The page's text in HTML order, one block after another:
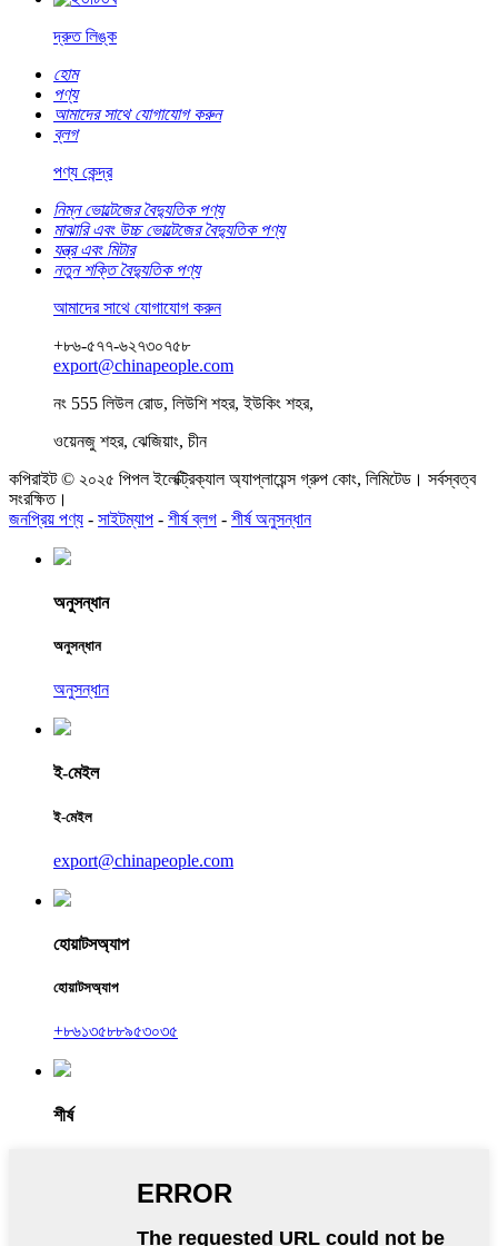
দ্রুত লিঙ্ক
হোম
পণ্য
আমাদের সাথে যোগাযোগ করুন
ব্লগ
পণ্য কেন্দ্র
নিম্ন ভোল্টেজের বৈদ্যুতিক পণ্য
মাঝারি এবং উচ্চ ভোল্টেজের বৈদ্যুতিক পণ্য
যন্ত্র এবং মিটার
নতুন শক্তি বৈদ্যুতিক পণ্য
আমাদের সাথে যোগাযোগ করুন
+৮৬-৫৭৭-৬২৭৩০৭৫৮
export@chinapeople.com
নং 555 লিউল রোড, লিউশি শহর, ইউকিং শহর,
ওয়েনজু শহর, ঝেজিয়াং, চীন
কপিরাইট © ২০২৫ পিপল ইলেক্ট্রিক্যাল অ্যাপ্লায়েন্স গ্রুপ কোং, লিমিটেড। সর্বস্বত্ব
সংরক্ষিত।
জনপ্রিয় পণ্য - সাইটম্যাপ - শীর্ষ ব্লগ - শীর্ষ অনুসন্ধান
অনুসন্ধান
অনুসন্ধান
অনুসন্ধান
ই-মেইল
ই-মেইল
export@chinapeople.com
হোয়াটসঅ্যাপ
হোয়াটসঅ্যাপ
+৮৬১৩৫৮৮৯৫৩০৩৫
শীর্ষ